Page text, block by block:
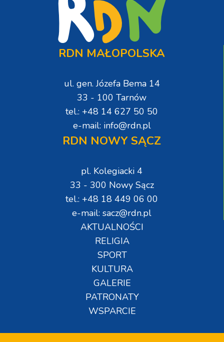
RDN MAŁOPOLSKA
ul. gen. Józefa Bema 14
33 - 100 Tarnów
tel.: +48 14 627 50 50
e-mail: info@rdn.pl
RDN NOWY SĄCZ
pl. Kolegiacki 4
33 - 300 Nowy Sącz
tel.: +48 18 449 06 00
e-mail: sacz@rdn.pl
AKTUALNOŚCI
RELIGIA
SPORT
KULTURA
GALERIE
PATRONATY
WSPARCIE